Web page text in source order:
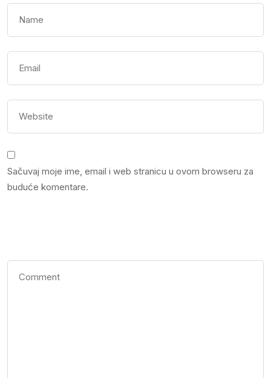
Sačuvaj moje ime, email i web stranicu u ovom browseru za
buduće komentare.